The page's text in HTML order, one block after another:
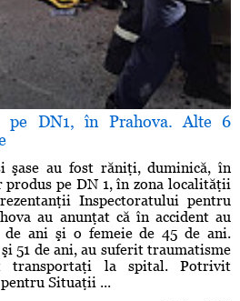
pe DN1, în Prahova. Alte 6
şase au fost răniţi, duminică, în
pe DN 1, în zona localităţii
Inspectoratului pentru
au anunţat că în accident au
ani şi o femeie de 45 de ani.
51 de ani, au suferit traumatisme
la spital. Potrivit
Situaţii ...